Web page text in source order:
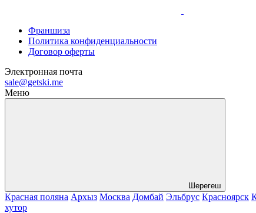
Франшиза
Политика конфиденциальности
Договор оферты
Электронная почта
sale@getski.me
Меню
Шерегеш
Красная поляна Архыз Москва Домбай Эльбрус Красноярск
хутор